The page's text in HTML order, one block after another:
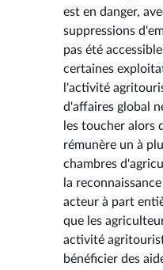
est en danger,
suppressions
pas été
certaines
l'activité
d'affaires global
les toucher alors
rémunère un à
chambres
la
acteur à part
que les
activité
bénéficier des